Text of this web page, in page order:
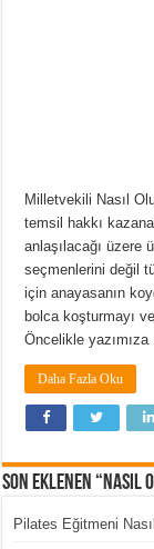
Milletvekili Nasıl
temsil hakkı
anlaşılacağı
seçmenlerini değil
için anayasanın
bolca koşturmayı
Öncelikle
Daha Fazla Oku
Son Eklenen “Nasıl
Pilates Eğitmeni